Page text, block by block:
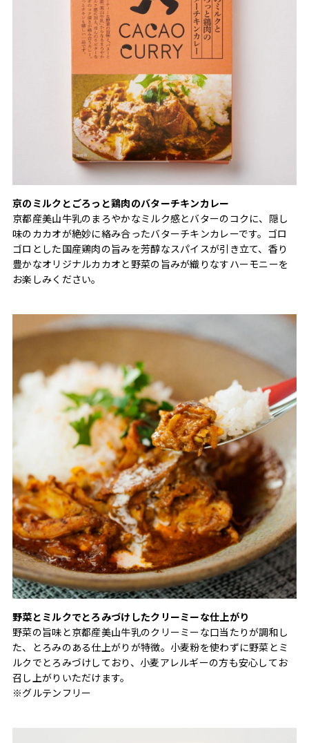
京のミルクとごろっと鶏肉のバターチキンカレー
京都産美山牛乳のまろやかなミルク感とバターのコクに、隠し
味のカカオが絶妙に絡み合ったバターチキンカレーです。ゴロ
ゴロとした国産鶏肉の旨みを芳醇なスパイスが引き立て、香り
豊かなオリジナルカカオと野菜の旨みが織りなすハーモニーを
お楽しみください。
野菜とミルクでとろみづけしたクリーミーな仕上がり
野菜の旨味と京都産美山牛乳のクリーミーな口当たりが調和し
た、とろみのある仕上がりが特徴。小麦粉を使わずに野菜とミ
ルクでとろみづけしており、小麦アレルギーの方も安心してお
召し上がりいただけます。
※グルテンフリー